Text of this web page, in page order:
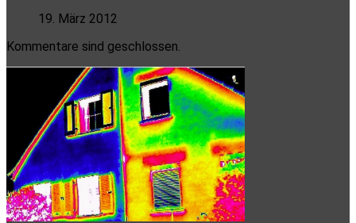
19. März 2012
Kommentare sind geschlossen.
Primäre
Sidebar